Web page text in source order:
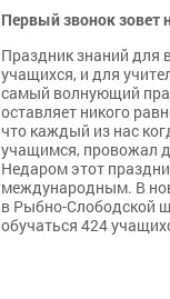
Первый звонок зовет
Праздник знаний для
учащихся, и для
самый волнующий
оставляет никого
что каждый из нас
учащимся, провожал
Недаром этот
международным. В
в Рыбно-Слободской
обучаться 424